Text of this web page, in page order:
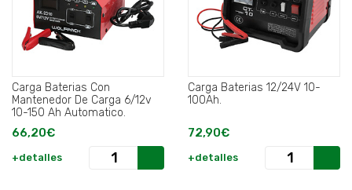
Carga Baterias Con
Mantenedor De Carga 6/12v
10-150 Ah Automatico.
66,20€
+detalles
Carga Baterias 12/24V 10-
100Ah.
72,90€
+detalles